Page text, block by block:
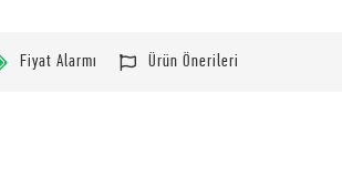
Fiyat Alarmı Ürün Önerileri